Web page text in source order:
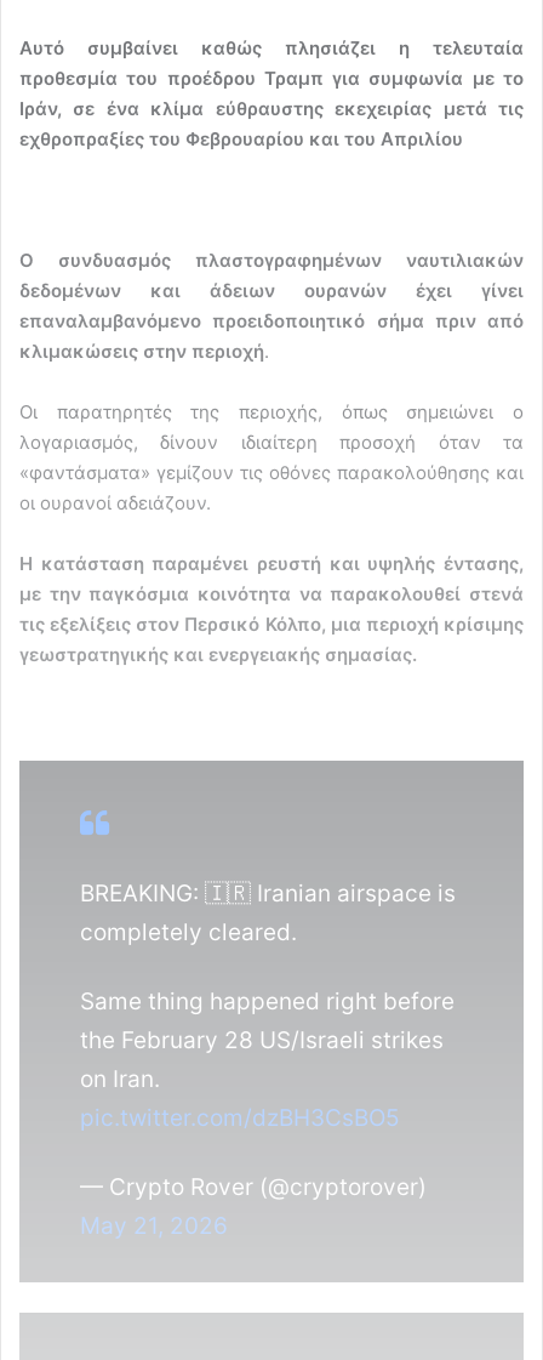
Αυτό συμβαίνει καθώς πλησιάζει η τελευταία
προθεσμία του προέδρου Τραμπ για συμφωνία με το
Ιράν, σε ένα κλίμα εύθραυστης εκεχειρίας μετά τις
εχθροπραξίες του Φεβρουαρίου και του Απριλίου
Ο συνδυασμός πλαστογραφημένων ναυτιλιακών
δεδομένων και άδειων ουρανών έχει γίνει
επαναλαμβανόμενο προειδοποιητικό σήμα πριν από
κλιμακώσεις στην περιοχή.
Οι παρατηρητές της περιοχής, όπως σημειώνει ο
λογαριασμός, δίνουν ιδιαίτερη προσοχή όταν τα
«φαντάσματα» γεμίζουν τις οθόνες παρακολούθησης και
οι ουρανοί αδειάζουν.
Η κατάσταση παραμένει ρευστή και υψηλής έντασης,
με την παγκόσμια κοινότητα να παρακολουθεί στενά
τις εξελίξεις στον Περσικό Κόλπο, μια περιοχή κρίσιμης
γεωστρατηγικής και ενεργειακής σημασίας.
BREAKING: 🇮🇷 Iranian airspace is
completely cleared.
Same thing happened right before
the February 28 US/Israeli strikes
on Iran.
pic.twitter.com/dzBH3CsBO5
— Crypto Rover (@cryptorover)
May 21, 2026